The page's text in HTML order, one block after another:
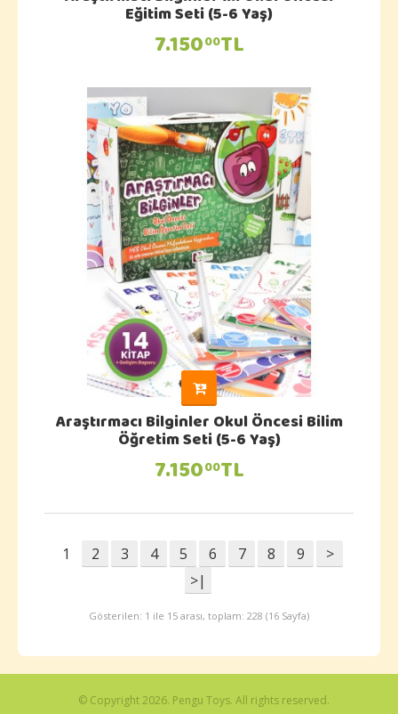
Eğitim Seti (5-6 Yaş)
7.15000TL
Araştırmacı Bilginler Okul Öncesi Bilim
Öğretim Seti (5-6 Yaş)
7.15000TL
1 2 3 4 5 6 7 8 9
>
>|
Gösterilen: 1 ile 15 arası, toplam: 228 (16 Sayfa)
© Copyright 2026. Pengu Toys. All rights reserved.